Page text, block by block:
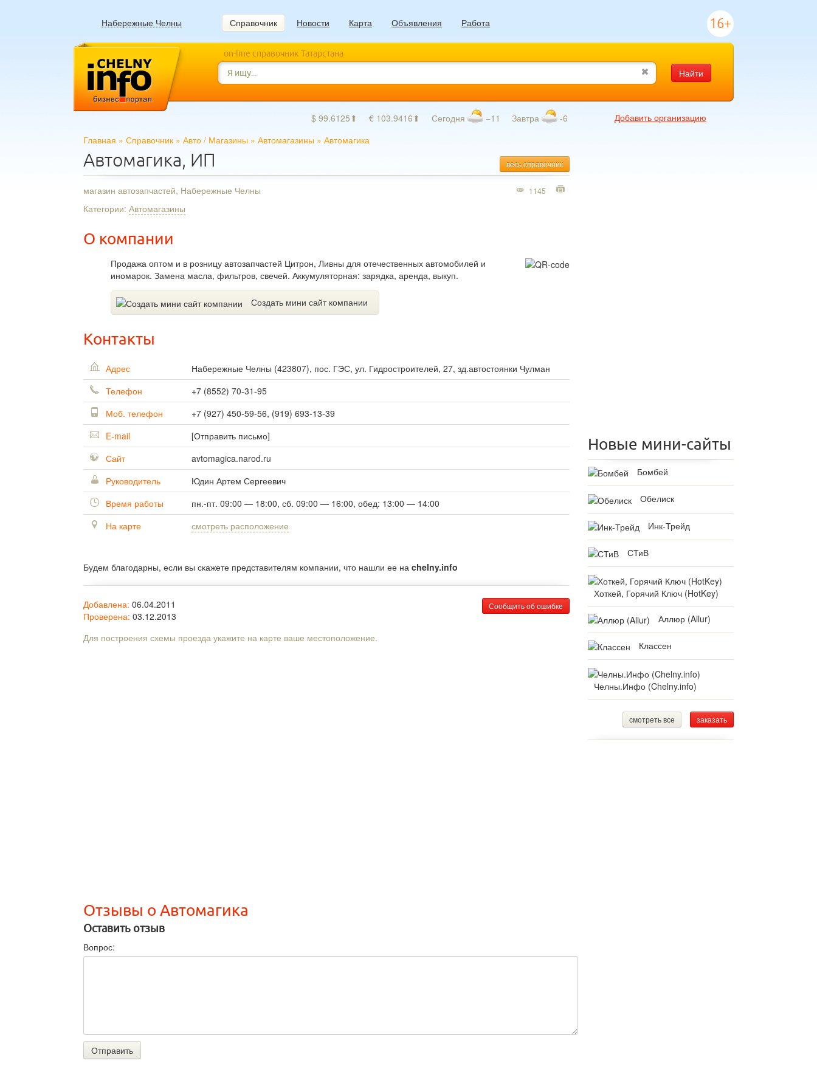
Набережные Челны Справочник Новости Карта Объявления Работа 16+
on-line справочник Татарстана
Найти
$ 99.6125⬆ € 103.9416⬆ Сегодня −11 Завтра -6
Добавить организацию
Главная » Справочник » Авто / Магазины » Автомагазины » Автомагика
весь справочник
Автомагика, ИП
магазин автозапчастей, Набережные Челны
Категории: Автомагазины
О компании
Продажа оптом и в розницу автозапчастей Цитрон, Ливны для отечественных автомобилей и
иномарок. Замена масла, фильтров, свечей. Аккумуляторная: зарядка, аренда, выкуп.
Создать мини сайт компании
1145
Контакты
Адрес Набережные Челны (423807), пос. ГЭС, ул. Гидростроителей, 27, зд.автостоянки Чулман
Телефон
+7 (8552) 70-31-95
Моб. телефон
+7 (927) 450-59-56, (919) 693-13-39
E-mail
[Отправить письмо]
Сайт
avtomagica.narod.ru
Руководитель
Юдин Артем Сергеевич
Время работы
пн.-пт. 09:00 — 18:00, сб. 09:00 — 16:00, обед: 13:00 — 14:00
На карте
смотреть расположение
Будем благодарны, если вы скажете представителям компании, что нашли ее на chelny.info
Сообщить об ошибке
Добавлена: 06.04.2011
Проверена: 03.12.2013
Для построения схемы проезда укажите на карте ваше местоположение.
Отзывы о Автомагика
Оставить отзыв
Вопрос:
Отправить
Новые мини-сайты
Бомбей
Обелиск
Инк-Трейд
СТиВ
Хоткей, Горячий Ключ (HotKey)
Аллюр (Allur)
Классен
Челны.Инфо (Chelny.info)
смотреть все заказать